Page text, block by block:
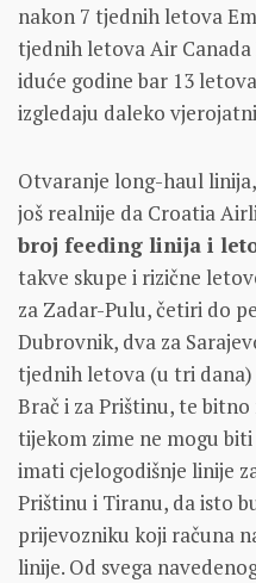
nakon 7 tjednih letova
tjednih letova Air
iduće godine bar 13
izgledaju daleko
Otvaranje long-haul
još realnije da Croatia
broj feeding linija i
takve skupe i rizične
za Zadar-Pulu, četiri do
Dubrovnik, dva za
tjednih letova (u tri dana)
Brač i za Prištinu, te
tijekom zime ne mogu
imati cjelogodišnje linije
Prištinu i Tiranu, da isto
prijevozniku koji računa
linije. Od svega